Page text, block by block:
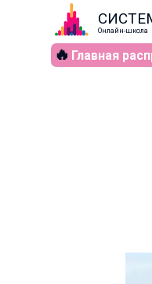
Онлайн-школа
🔥 Главная